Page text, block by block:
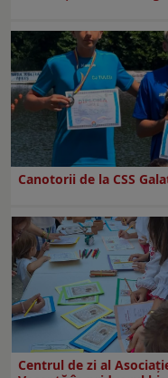
Canotorii de la CSS
Centrul de zi al